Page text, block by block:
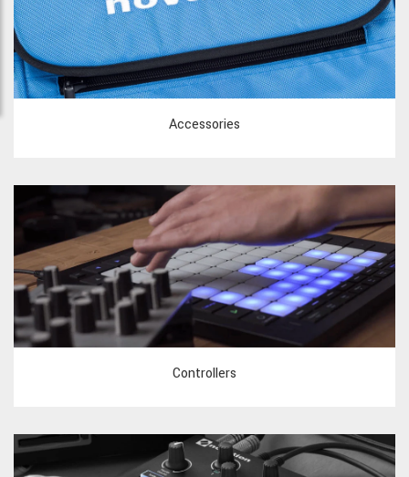
Accessories
Controllers